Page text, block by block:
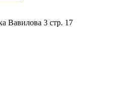
Вавилова 3 стр. 17